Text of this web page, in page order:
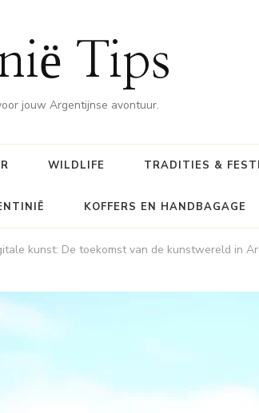
Tips
jouw Argentijnse avontuur.
WILDLIFE TRADITIES &
KOFFERS EN HANDBAGAGE
kunst: De toekomst van de kunstwereld in